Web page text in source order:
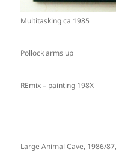
Multitasking ca 1985
Pollock arms up
REmix – painting 198X
Large Animal Cave, 1986/